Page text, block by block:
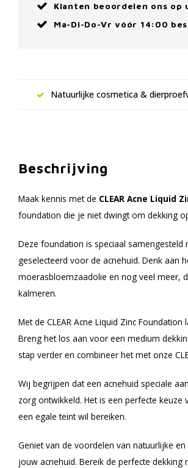
Klanten beoordelen ons op
Ma-Di-Do-Vr vóór 14:00
Natuurlijke cosmetica &
Beschrijving
Maak kennis met de CLEAR Acne Liquid
foundation die je niet dwingt om dekking
Deze foundation is speciaal
geselecteerd voor de acnehuid. Denk aan
moerasbloemzaadolie en nog veel meer,
kalmeren.
Met de CLEAR Acne Liquid Zinc
Breng het los aan voor een medium
stap verder en combineer het met onze
Wij begrijpen dat een acnehuid speciale
zorg ontwikkeld. Het is een perfecte
een egale teint wil bereiken.
Geniet van de voordelen van natuurlijke
jouw acnehuid. Bereik de perfecte dekking